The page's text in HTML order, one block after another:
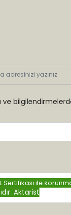
Sertifikası ile
Aktarist